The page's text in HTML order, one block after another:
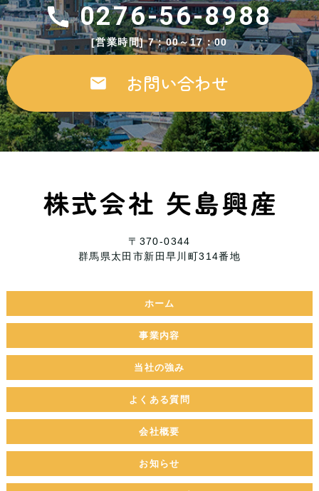
0276-56-8988
[営業時間] 7：00～17：00
お問い合わせ
〒370-0344
群馬県太田市新田早川町314番地
ホーム
事業内容
当社の強み
よくある質問
会社概要
お知らせ